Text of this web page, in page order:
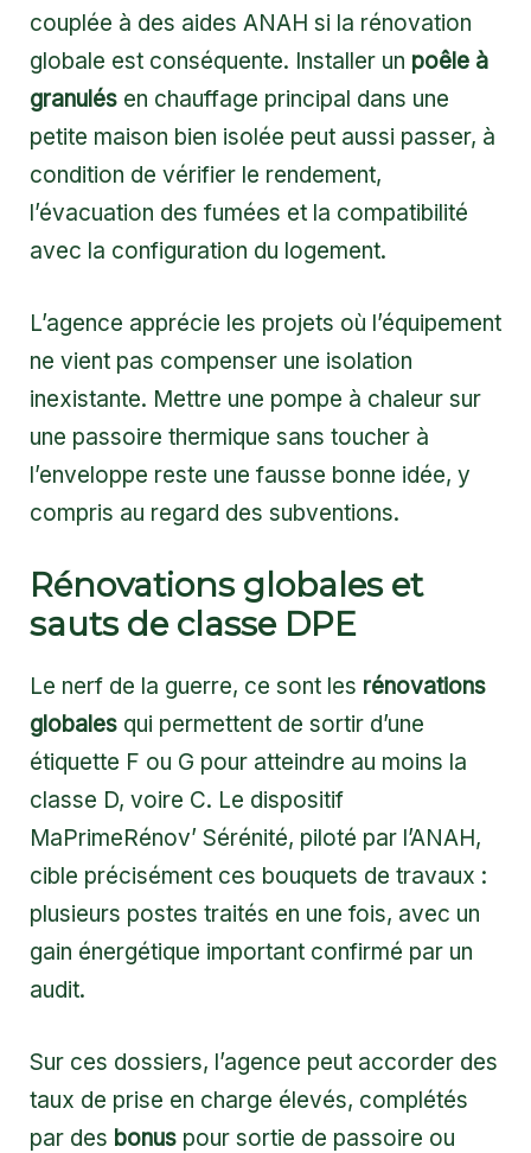
couplée à des aides ANAH si la rénovation
globale est conséquente. Installer un poêle à
granulés en chauffage principal dans une
petite maison bien isolée peut aussi passer, à
condition de vérifier le rendement,
l’évacuation des fumées et la compatibilité
avec la configuration du logement.
L’agence apprécie les projets où l’équipement
ne vient pas compenser une isolation
inexistante. Mettre une pompe à chaleur sur
une passoire thermique sans toucher à
l’enveloppe reste une fausse bonne idée, y
compris au regard des subventions.
Rénovations globales et
sauts de classe DPE
Le nerf de la guerre, ce sont les rénovations
globales qui permettent de sortir d’une
étiquette F ou G pour atteindre au moins la
classe D, voire C. Le dispositif
MaPrimeRénov’ Sérénité, piloté par l’ANAH,
cible précisément ces bouquets de travaux :
plusieurs postes traités en une fois, avec un
gain énergétique important confirmé par un
audit.
Sur ces dossiers, l’agence peut accorder des
taux de prise en charge élevés, complétés
par des bonus pour sortie de passoire ou